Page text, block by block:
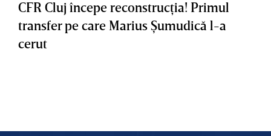
CFR Cluj începe reconstrucţia! Primul
transfer pe care Marius Şumudică l-a
cerut